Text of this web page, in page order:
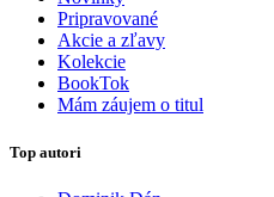
Pripravované
Akcie a zľavy
Kolekcie
BookTok
Mám záujem o titul
Top autori